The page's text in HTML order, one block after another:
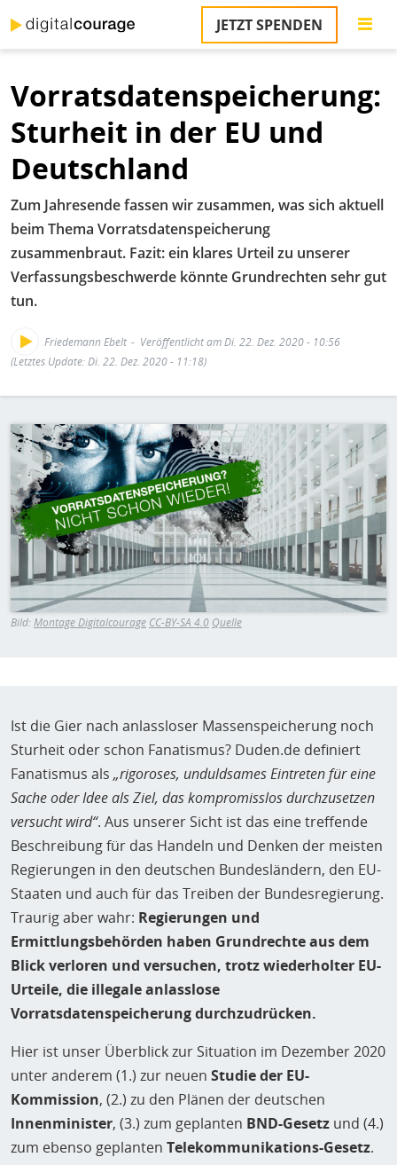
zum
Inhalt
JETZT SPENDEN
Vorratsdatenspeicherung:
Sturheit in der EU und
Deutschland
Zum Jahresende fassen wir zusammen, was sich aktuell
beim Thema Vorratsdatenspeicherung
zusammenbraut. Fazit: ein klares Urteil zu unserer
Verfassungsbeschwerde könnte Grundrechten sehr gut
tun.
Friedemann Ebelt
Veröffentlicht am Di. 22. Dez. 2020 - 10:56
(Letztes Update: Di. 22. Dez. 2020 - 11:18)
Bild
Bild:Montage Digitalcourage CC-BY-SA 4.0 Quelle
Ist die Gier nach anlassloser Massenspeicherung noch
Sturheit oder schon Fanatismus? Duden.de definiert
Fanatismus als „rigoroses, unduldsames Eintreten für eine
Sache oder Idee als Ziel, das kompromisslos durchzusetzen
versucht wird“. Aus unserer Sicht ist das eine treffende
Beschreibung für das Handeln und Denken der meisten
Regierungen in den deutschen Bundesländern, den EU-
Staaten und auch für das Treiben der Bundesregierung.
Traurig aber wahr: Regierungen und
Ermittlungsbehörden haben Grundrechte aus dem
Blick verloren und versuchen, trotz wiederholter EU-
Urteile, die illegale anlasslose
Vorratsdatenspeicherung durchzudrücken.
Hier ist unser Überblick zur Situation im Dezember 2020
unter anderem (1.) zur neuen Studie der EU-
Kommission, (2.) zu den Plänen der deutschen
Innenminister, (3.) zum geplanten BND-Gesetz und (4.)
zum ebenso geplanten Telekommunikations-Gesetz.